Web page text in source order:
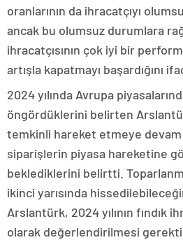
oranlarının da ihracatçıyı
ancak bu olumsuz durumlara
ihracatçısının çok iyi bir
artışla kapatmayı başardığını
2024 yılında Avrupa
öngördüklerini belirten
temkinli hareket etmeye
siparişlerin piyasa hareketine
beklediklerini belirtti.
ikinci yarısında
Arslantürk, 2024 yılının fındık
olarak değerlendirilmesi